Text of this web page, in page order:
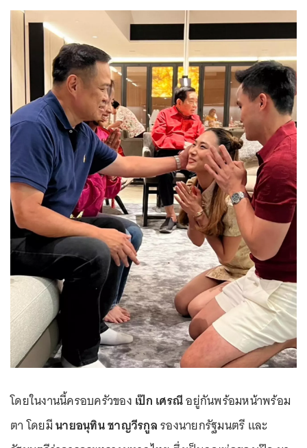
โดยในงานนี้ครอบครัวของ เป๊ก เศรณีอยู่กันพร้อมหน้าพร้อม
ตา โดยมีนายอนุทิน ชาญวีรกูลรองนายกรัฐมนตรี และ